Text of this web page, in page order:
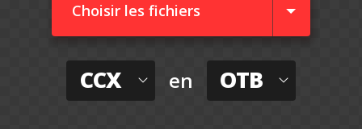
Choisir les fichiers
CCX en OTB